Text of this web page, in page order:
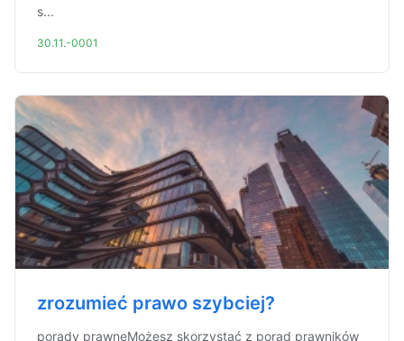
s...
30.11.-0001
zrozumieć prawo szybciej?
porady prawneMożesz skorzystać z porad prawników